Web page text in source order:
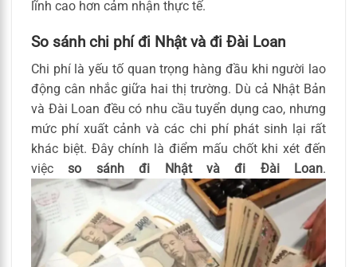
lĩnh cao hơn cảm nhận thực tế.
So sánh chi phí đi Nhật và đi Đài Loan
Chi phí là yếu tố quan trọng hàng đầu khi người lao
động cân nhắc giữa hai thị trường. Dù cả Nhật Bản
và Đài Loan đều có nhu cầu tuyển dụng cao, nhưng
mức phí xuất cảnh và các chi phí phát sinh lại rất
khác biệt. Đây chính là điểm mấu chốt khi xét đến
việcso sánh đi Nhật và đi Đài Loan.